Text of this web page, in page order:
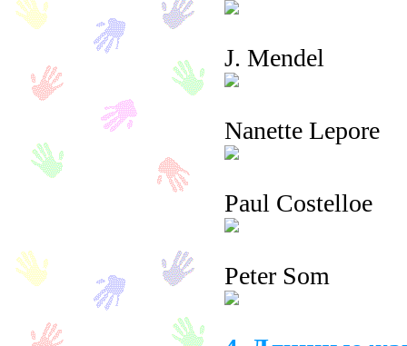
J. Mendel
Nanette Lepore
Paul Costelloe
Peter Som